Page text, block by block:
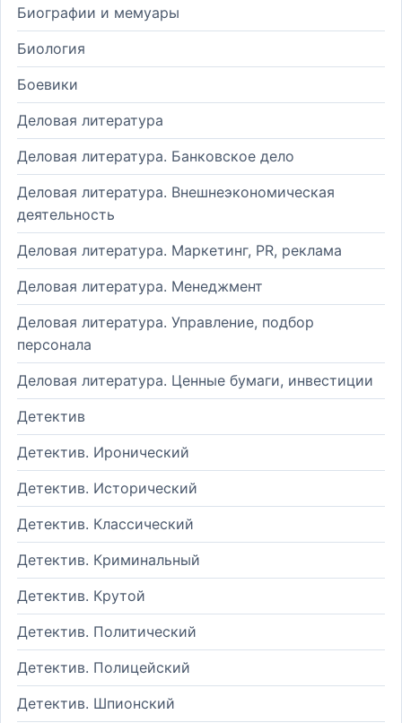
Биографии и мемуары
Биология
Боевики
Деловая литература
Деловая литература. Банковское дело
Деловая литература. Внешнеэкономическая
деятельность
Деловая литература. Маркетинг, PR, реклама
Деловая литература. Менеджмент
Деловая литература. Управление, подбор
персонала
Деловая литература. Ценные бумаги, инвестиции
Детектив
Детектив. Иронический
Детектив. Исторический
Детектив. Классический
Детектив. Криминальный
Детектив. Крутой
Детектив. Политический
Детектив. Полицейский
Детектив. Шпионский